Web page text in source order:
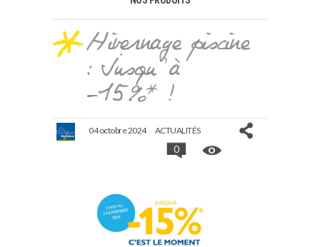
Hivernage piscine
: Jusqu’à
-15%* !
04 octobre 2024 ACTUALITÉS
0